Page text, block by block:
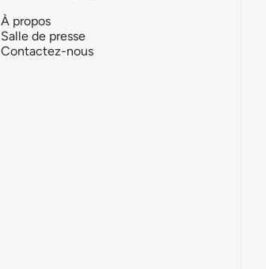
À propos
Salle de presse
Contactez-nous